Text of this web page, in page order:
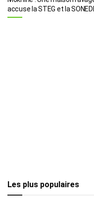
accuse la STEG et la
Les plus populaires